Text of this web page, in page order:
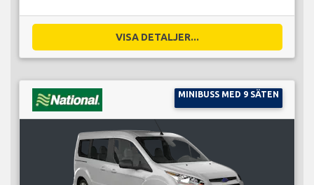
VISA DETALJER...
MINIBUSS MED 9 SÄTEN